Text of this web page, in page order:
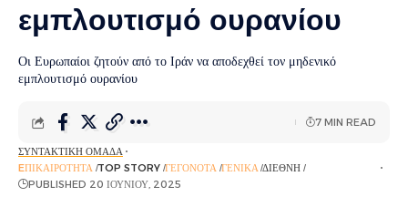
εμπλουτισμό ουρανίου
Οι Ευρωπαίοι ζητούν από το Ιράν να αποδεχθεί τον μηδενικό
εμπλουτισμό ουρανίου
ΣΥΝΤΑΚΤΙΚΉ ΟΜΆΔΑ
EΠΙΚΑΙΡΌΤΗΤΑ TOP STORY ΓΕΓΟΝΌΤΑ ΓΕΝΙΚΆ ΔΙΕΘΝΉ ΡΟΉ ΕΙΔΉΣΕΩΝ
PUBLISHED 20 ΙΟΥΝΊΟΥ, 2025
7 MIN READ